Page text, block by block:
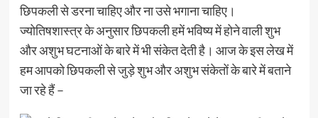
छिपकली से डरना चाहिए और ना उसे भगाना चाहिए।
ज्योतिषशास्त्र के अनुसार छिपकली हमें भविष्य में होने वाली शुभ
और अशुभ घटनाओं के बारे में भी संकेत देती है। आज के इस लेख में
हम आपको छिपकली से जुड़े शुभ और अशुभ संकेतों के बारे में बताने
जा रहे हैं –